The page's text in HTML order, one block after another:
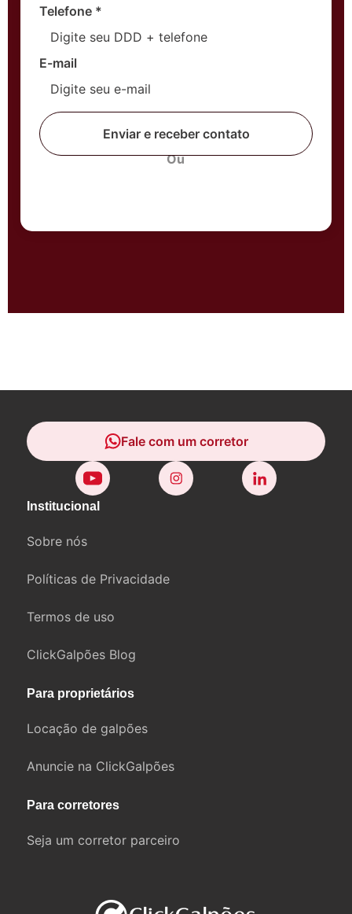
Telefone *
E-mail
Enviar e receber contato
Ou
Institucional
Sobre nós
Políticas de Privacidade
Termos de uso
ClickGalpões Blog
Para proprietários
Locação de galpões
Anuncie na ClickGalpões
Para corretores
Seja um corretor parceiro
Fale com um corretor